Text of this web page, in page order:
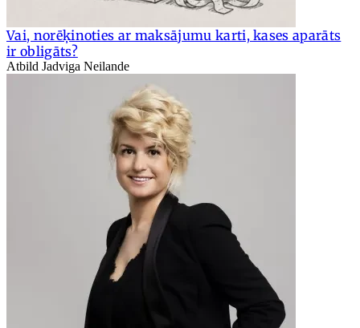
Vai, norēķinoties ar maksājumu karti, kases aparāts
ir obligāts?
Atbild Jadviga Neilande